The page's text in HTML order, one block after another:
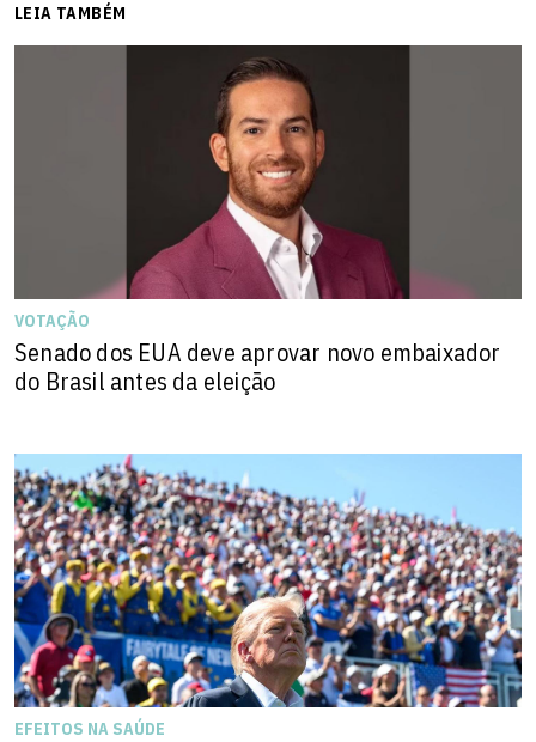
LEIA TAMBÉM
VOTAÇÃO
Senado dos EUA deve aprovar novo embaixador
do Brasil antes da eleição
EFEITOS NA SAÚDE